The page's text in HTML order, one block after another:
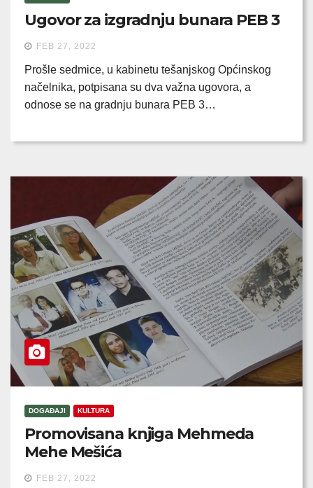
Ugovor za izgradnju bunara PEB 3
FEB 27, 2022
Prošle sedmice, u kabinetu tešanjskog Općinskog
načelnika, potpisana su dva važna ugovora, a
odnose se na gradnju bunara PEB 3…
DOGAĐAJI KULTURA
Promovisana knjiga Mehmeda
Mehe Mešića
FEB 27, 2022